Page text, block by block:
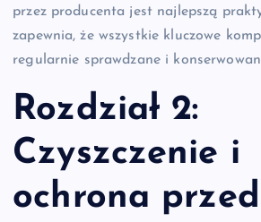
przez producenta jest najlepszą
zapewnia, że wszystkie kluczowe
regularnie sprawdzane i
Rozdział 2:
Czyszczenie i
ochrona przed